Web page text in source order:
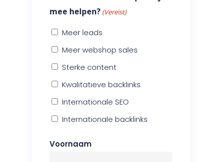
mee helpen? (Vereist)
Meer leads
Meer webshop sales
Sterke content
Kwalitatieve backlinks
Internationale SEO
Internationale backlinks
Voornaam